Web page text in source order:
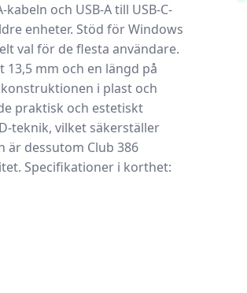
och USB-A till USB-C-
enheter. Stöd för Windows
val för de flesta användare.
13,5 mm och en längd på
i plast och
praktisk och estetiskt
teknik, vilket säkerställer
dessutom Club 386
Specifikationer i korthet: